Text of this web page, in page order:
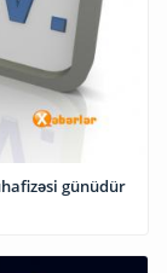
günüdür